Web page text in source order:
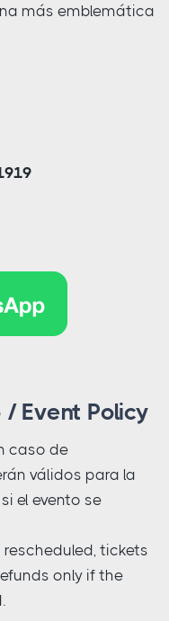
más emblemática
Event Policy
caso de
válidos para la
el evento se
rescheduled, tickets
only if the